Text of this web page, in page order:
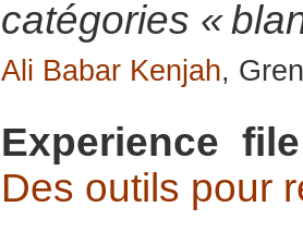
catégories «
Ali Babar Kenjah,
Experience
Des outils pour